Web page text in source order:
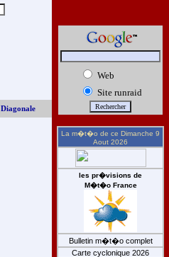
Diagonale
Web
Site runraid
La m�t�o de ce Dimanche 9
Aout 2026
les pr�visions de
M�t�o France
Bulletin m�t�o complet
Carte cyclonique 2026